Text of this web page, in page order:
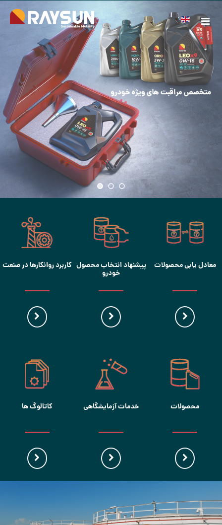
معادل یابی محصولات پیشنهاد انتخاب محصول
خودرو
کاربرد روانکارها در صنعت
محصولات خدمات آزمایشگاهی کاتالوگ ها